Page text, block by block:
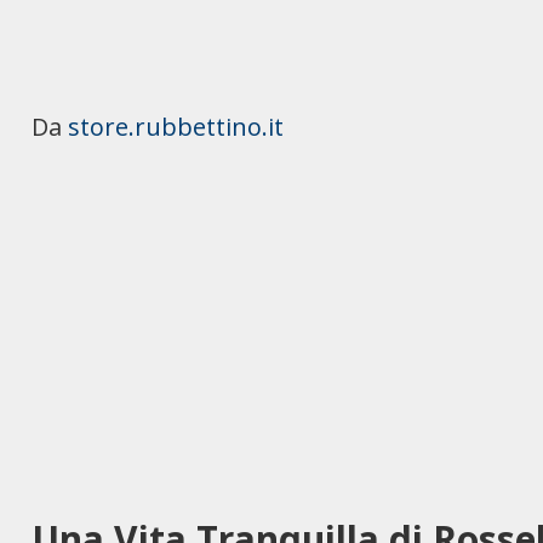
Da store.rubbettino.it